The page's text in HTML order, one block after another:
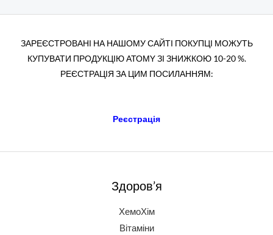
ЗАРЕЄСТРОВАНІ НА НАШОМУ САЙТІ ПОКУПЦІ МОЖУТЬ
КУПУВАТИ ПРОДУКЦІЮ АТОМY ЗІ ЗНИЖКОЮ 10-20 %.
РЕЄСТРАЦІЯ ЗА ЦИМ ПОСИЛАННЯМ:
Реєстрація
Здоров’я
ХемоХім
Вітаміни